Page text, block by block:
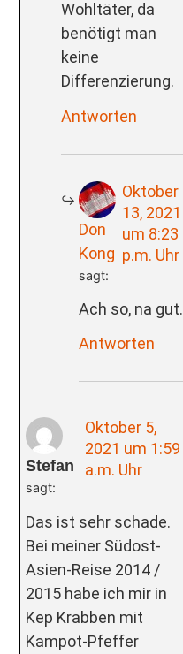
Wohltäter, da
benötigt man
keine
Differenzierung.
Antworten
Don
Kong
sagt:
Oktober
13, 2021
um 8:23
p.m. Uhr
Ach so, na gut.
Antworten
Stefan
sagt:
Oktober 5,
2021 um 1:59
a.m. Uhr
Das ist sehr schade.
Bei meiner Südost-
Asien-Reise 2014 /
2015 habe ich mir in
Kep Krabben mit
Kampot-Pfeffer